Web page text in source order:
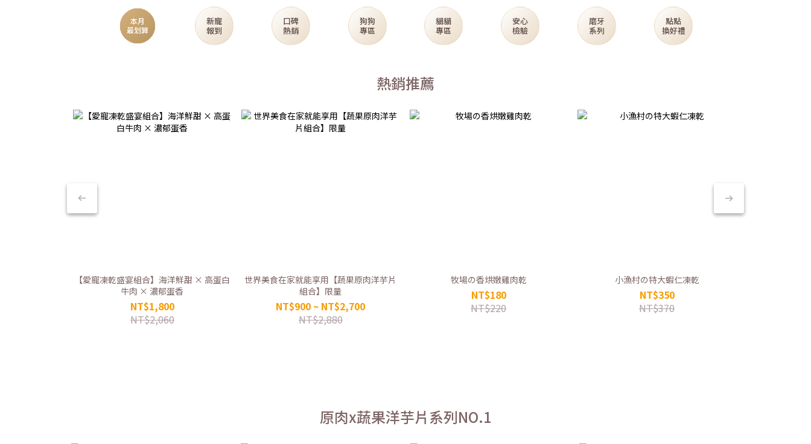
本月
最划算
新寵
報到
口碑
熱銷
狗狗
專區
貓貓
專區
安心
檢驗
磨牙
系列
點點
換好禮
熱銷推薦
【愛寵凍乾盛宴組合】海洋鮮甜 × 高蛋白
牛肉 × 濃郁蛋香
NT$1,800
NT$2,060
世界美食在家就能享用【蔬果原肉洋芋片
組合】限量
NT$900 ~ NT$2,700
NT$2,880
牧場の香烘嫩雞肉乾
NT$180
NT$220
小漁村の特大蝦仁凍乾
NT$350
NT$370
原肉x蔬果洋芋片系列NO.1